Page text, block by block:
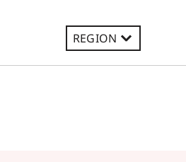
REGION